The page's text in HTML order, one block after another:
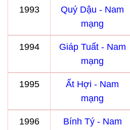
1993
Quý Dậu - Nam
mạng
1994
Giáp Tuất - Nam
mạng
1995
Ất Hợi - Nam
mạng
1996
Bính Tý - Nam